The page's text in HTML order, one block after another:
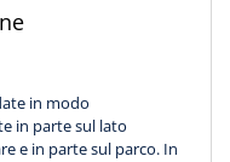
in modo
in parte sul lato
e in parte sul parco. In